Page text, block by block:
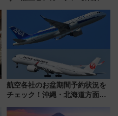
杯……工場直送生ビールや島グ
ルメが美味い
航空各社のお盆期間予約状況を
チェック！沖縄・北海道方面は